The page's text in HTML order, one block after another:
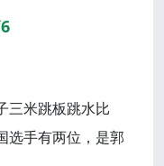
三米跳板跳水比
选手有两位，是郭